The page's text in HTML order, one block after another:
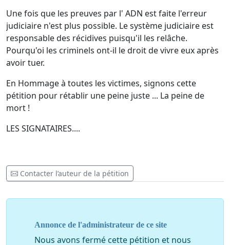
Une fois que les preuves par l' ADN est faite l'erreur
judiciaire n'est plus possible. Le système judiciaire est
responsable des récidives puisqu'il les relâche.
Pourqu'oi les criminels ont-il le droit de vivre eux après
avoir tuer.
En Hommage à toutes les victimes, signons cette
pétition pour rétablir une peine juste ... La peine de
mort !
LES SIGNATAIRES....
Contacter l’auteur de la pétition
Annonce de l'administrateur de ce site
Nous avons fermé cette pétition et nous